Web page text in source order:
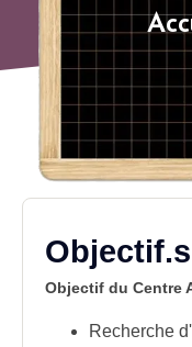
Objectif du Centre
Recherche